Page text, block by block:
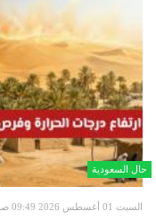
حال السعودية
السبت 01 أغسطس 2026 09:49 صباحاً